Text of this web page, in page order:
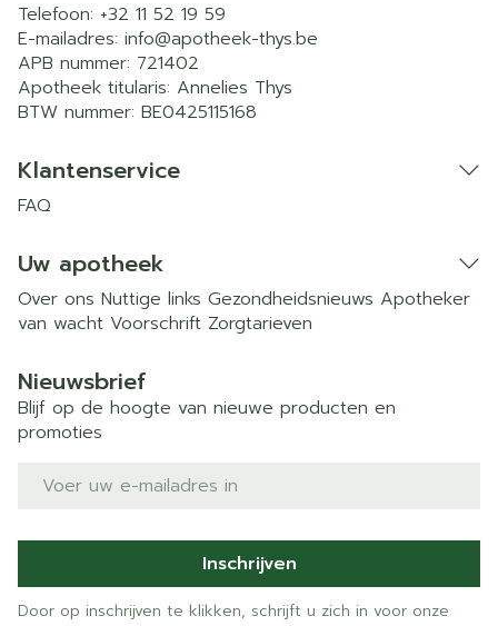
Telefoon: +32 11 52 19 59
E-mailadres: info@apotheek-thys.be
APB nummer: 721402
Apotheek titularis: Annelies Thys
BTW nummer: BE0425115168
Klantenservice
FAQ
Uw apotheek
Over ons Nuttige links Gezondheidsnieuws Apotheker
van wacht Voorschrift Zorgtarieven
Nieuwsbrief
Blijf op de hoogte van nieuwe producten en
promoties
E-mail adres
Inschrijven
Door op inschrijven te klikken, schrijft u zich in voor onze